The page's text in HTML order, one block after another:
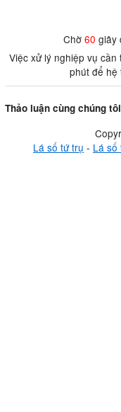
Chờ60 giây
Việc xử lý nghiệp vụ
phút để hệ
Thảo luận cùng chúng
Lá số tứ trụ - Lá số